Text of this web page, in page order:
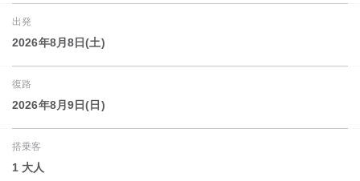
出発
2026年8月8日(土)
復路
2026年8月9日(日)
搭乗客
1 大人